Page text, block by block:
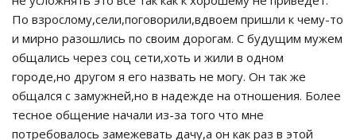
По взрослому,сели,поговорили,вдвоем пришли к чему-то
и мирно разошлись по своим дорогам. С будущим мужем
общались через соц сети,хоть и жили в одном
городе,но другом я его назвать не могу. Он так же
общался с замужней,но в надежде на отношения. Более
тесное общение начали из-за того что мне
потребовалось замежевать дачу,а он как раз в этой